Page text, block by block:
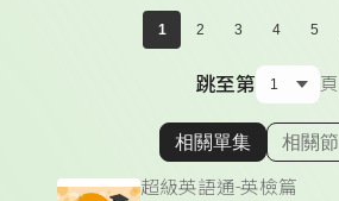
1 2 3 4 5
跳至第 頁
顯示相
相關單集 相關節
超級英語通-英檢篇